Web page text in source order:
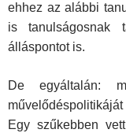
ehhez az alábbi
is tanulságos­nak
álláspontot is.
De egyáltalán:
Egy szűkebben